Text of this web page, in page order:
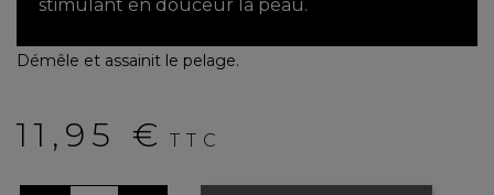
stimulant en douceur la peau.
Démêle et assainit le pelage.
11,95 € TTC